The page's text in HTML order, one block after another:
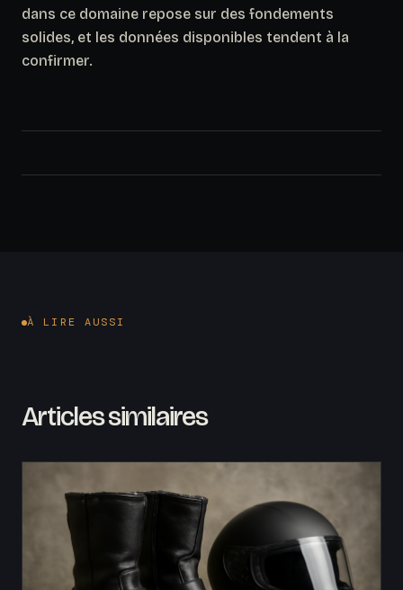
dans ce domaine repose sur des fondements
solides, et les données disponibles tendent à la
confirmer.
À LIRE AUSSI
Articles similaires